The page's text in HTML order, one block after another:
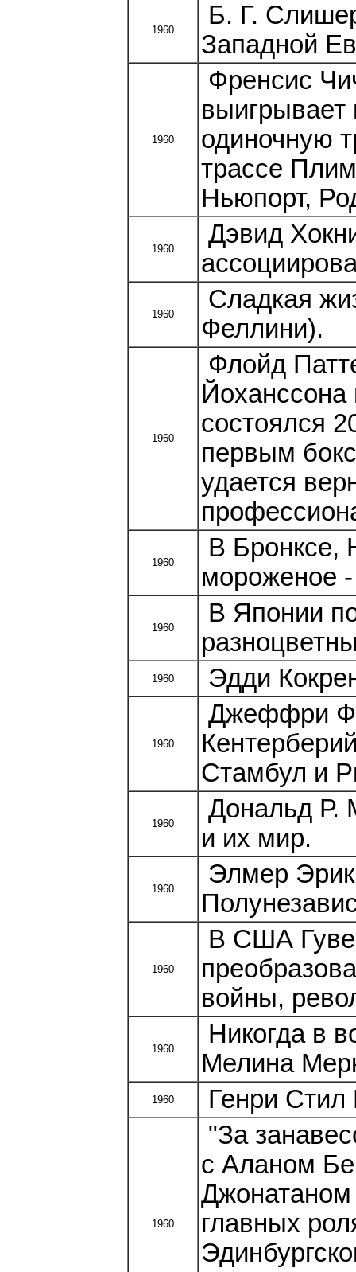
1960
Б. Г.
Западной
1960
Френсис
одиночную
трассе
Ньюпорт,
1960
Дэвид
1960
Сладкая
Феллини).
1960
Флойд
Йоханссона
состоялся
первым
удается
1960
В Бронксе,
мороженое
1960
В Японии
1960 Эдди
1960
Джеффри
Стамбул и
1960
Дональд Р.
и их мир.
1960
Элмер
1960
В США
войны,
1960
Никогда в
Мелина
1960 Генри
1960
"За
с Аланом
главных